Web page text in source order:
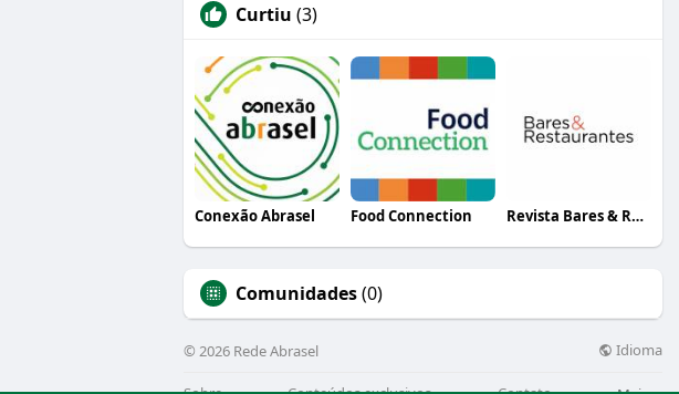
Curtiu (3)
Conexão Abrasel Food Connection Revista Bares & Restaurantes
Comunidades(0)
© 2026 Rede Abrasel Idioma